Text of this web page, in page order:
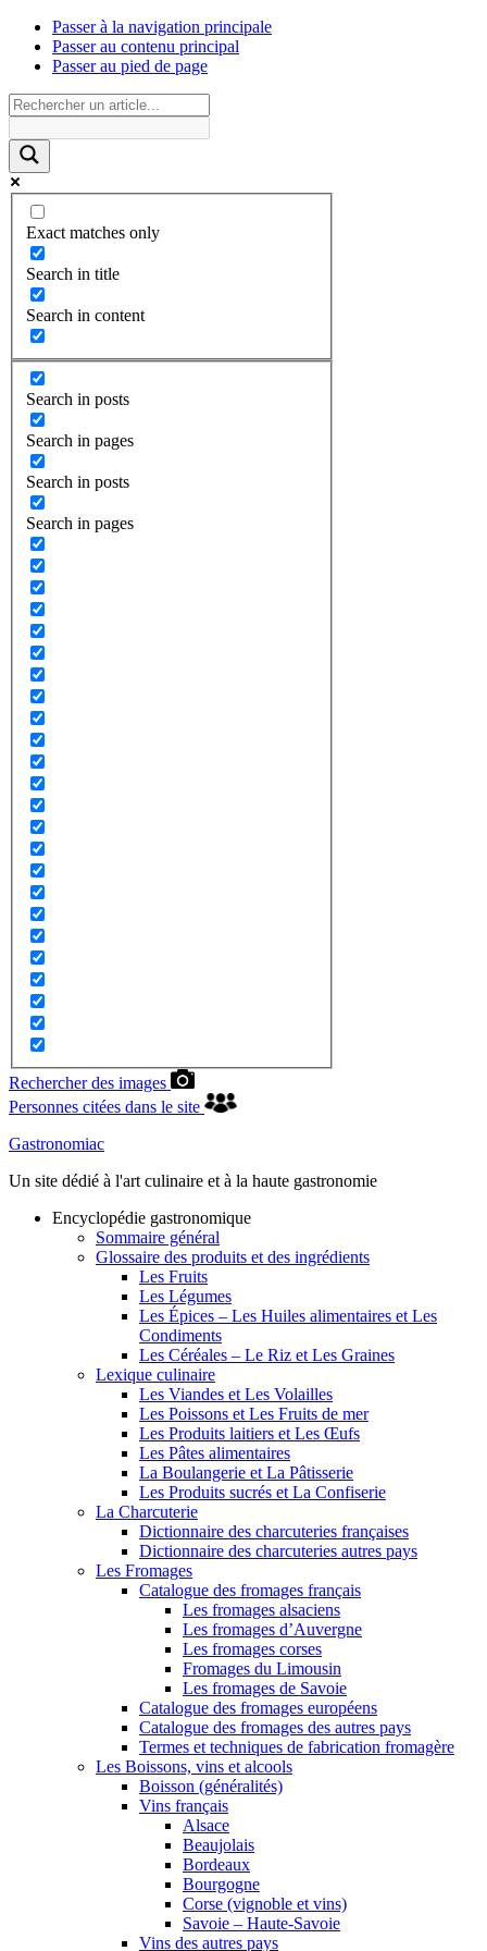
Passer à la navigation principale
Passer au contenu principal
Passer au pied de page
Exact matches only
Search in title
Search in content
Search in posts
Search in pages
Search in posts
Search in pages
Rechercher des images
Personnes citées dans le site
Gastronomiac
Un site dédié à l'art culinaire et à la haute gastronomie
Encyclopédie gastronomique
Sommaire général
Glossaire des produits et des ingrédients
Les Fruits
Les Légumes
Les Épices – Les Huiles alimentaires et Les
Condiments
Les Céréales – Le Riz et Les Graines
Lexique culinaire
Les Viandes et Les Volailles
Les Poissons et Les Fruits de mer
Les Produits laitiers et Les Œufs
Les Pâtes alimentaires
La Boulangerie et La Pâtisserie
Les Produits sucrés et La Confiserie
La Charcuterie
Dictionnaire des charcuteries françaises
Dictionnaire des charcuteries autres pays
Les Fromages
Catalogue des fromages français
Les fromages alsaciens
Les fromages d’Auvergne
Les fromages corses
Fromages du Limousin
Les fromages de Savoie
Catalogue des fromages européens
Catalogue des fromages des autres pays
Termes et techniques de fabrication fromagère
Les Boissons, vins et alcools
Boisson (généralités)
Vins français
Alsace
Beaujolais
Bordeaux
Bourgogne
Corse (vignoble et vins)
Savoie – Haute-Savoie
Vins des autres pays